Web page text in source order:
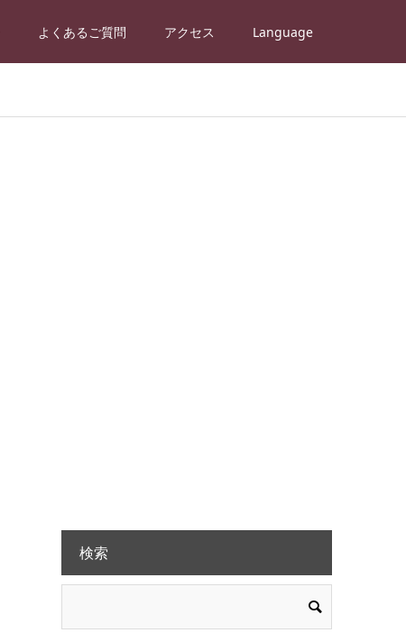
よくあるご質問 アクセス Language
検索